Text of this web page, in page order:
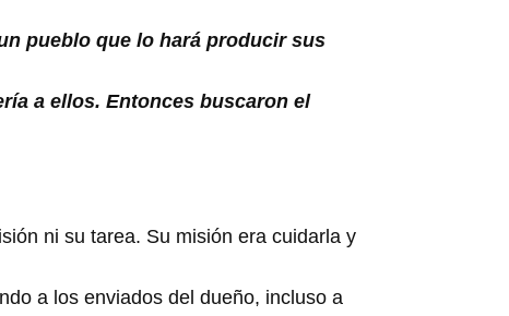
pueblo que lo hará producir sus
a ellos. Entonces buscaron el
ni su tarea. Su misión era cuidarla y
a los enviados del dueño, incluso a